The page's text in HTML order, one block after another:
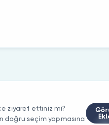
ziyaret ettiniz mi?
doğru seçim yapmasına